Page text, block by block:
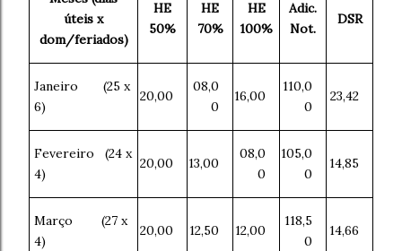
úteis x
dom/feriados)
HE
50%
HE
70%
HE
100%
Adic.
Not.
DSR
Janeiro (25 x
6)
20,00
08,0
0
16,00
110,0
0
23,42
Fevereiro (24 x
4)
20,00 13,00
08,0
0
105,0
0
14,85
Março (27 x
4)
20,00 12,50 12,00
118,5
0
14,66